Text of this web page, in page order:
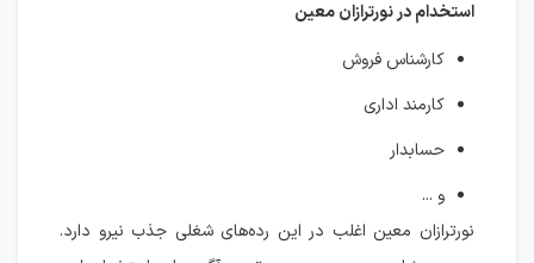
استخدام در نورترازان معین
کارشناس فروش
کارمند اداری
حسابدار
و ...
نورترازان معین اغلب در این رده‌های شغلی جذب نیرو دارد.